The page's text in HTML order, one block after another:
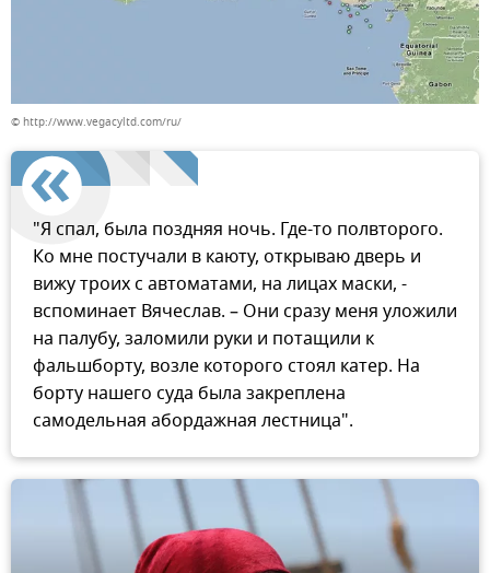
© http://www.vegacyltd.com/ru/
"Я спал, была поздняя ночь. Где-то полвторого.
Ко мне постучали в каюту, открываю дверь и
вижу троих с автоматами, на лицах маски, -
вспоминает Вячеслав. – Они сразу меня уложили
на палубу, заломили руки и потащили к
фальшборту, возле которого стоял катер. На
борту нашего суда была закреплена
самодельная абордажная лестница".